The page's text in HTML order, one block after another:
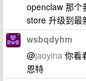
openclaw 那个
store 升级到最
wsbqdyhm
@jaoyina 你看
恩特